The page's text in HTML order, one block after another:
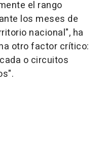
el rango
los meses de
nacional", ha
otro factor crítico:
o circuitos